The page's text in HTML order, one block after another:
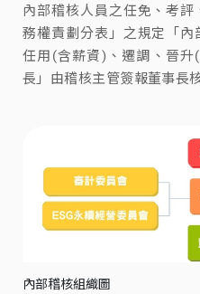
內部稽核人員之任免、考
務權責劃分表」之規定「內
任用(含薪資)、遷調、晉
長」由稽核主管簽報董事長
內部稽核組織圖